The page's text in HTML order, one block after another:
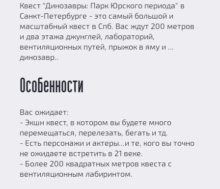
Квест "Динозавры: Парк Юрского периода" в
Санкт-Петербурге - это самый большой и
масштабный квест в Спб. Вас ждут 200 метров
и два этажа джунглей, лабораторий,
вентиляционных путей, прыжок в яму и ...
динозавр..
Особенности
Вас ожидает:
- Экшн квест, в котором вы будете много
перемещаться, перелезать, бегать и тд.
- Есть персонажи и актеры...и те, кого вы точно
не ожидаете встретить в 21 веке.
- Более 200 квадратных метров квеста с
вентиляционным лабиринтом.